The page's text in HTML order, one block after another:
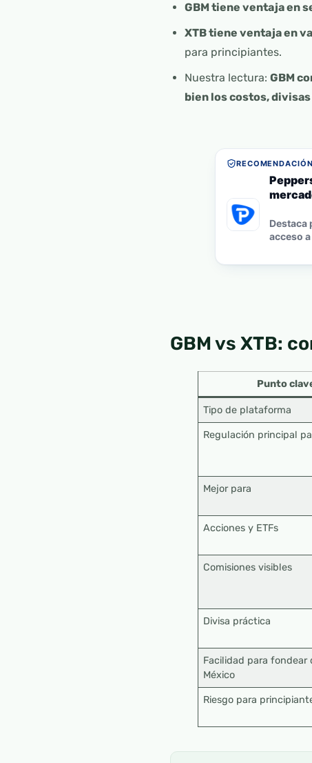
GBM tiene ventaja en
XTB tiene ventaja en
para principiantes.
Nuestra lectura: GBM
bien los costos,
Destaca
acceso
GBM vs XTB:
Punto
Tipo de plataforma
Regulación principal
Mejor para
Acciones y ETFs
Comisiones visibles
Divisa práctica
Facilidad para fondear
México
Riesgo para